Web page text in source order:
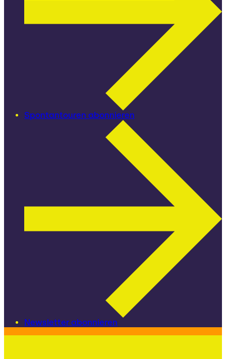
Spontantouren abonnieren
Newsletter abonnieren